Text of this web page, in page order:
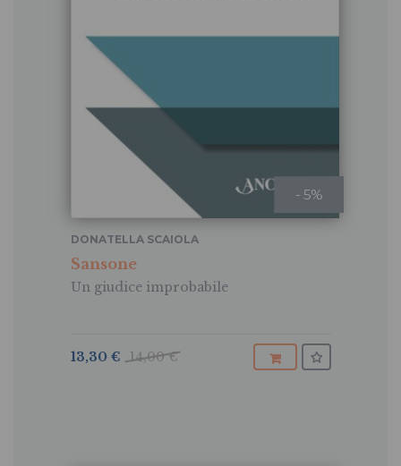
- 5%
Sansone
Un giudice improbabile
DONATELLA SCAIOLA
14,00 €
13,30 €